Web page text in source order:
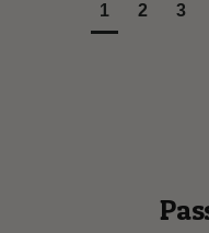
1 2 3